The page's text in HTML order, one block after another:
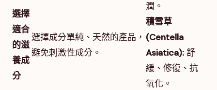
選擇
適合
的滋
養成
分
選擇成分單純、天然的產品，
避免刺激性成分。
潤。
積雪草
(Centella
Asiatica): 舒
緩、修復、抗
氧化。